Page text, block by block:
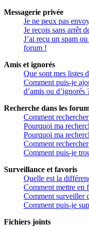
Messagerie privée
Je ne peux pas
Je reçois sans arrêt
J’ai reçu un spam
forum !
Amis et ignorés
Que sont mes listes
Comment puis-je
d’amis ou d’ignorés
Recherche dans les
Comment
Pourquoi ma
Pourquoi ma
Comment
Comment puis-je
Surveillance et favoris
Quelle est la
Comment mettre en
Comment surveiller
Comment puis-je
Fichiers joints